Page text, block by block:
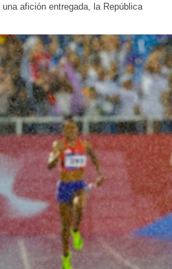
afición entregada, la República